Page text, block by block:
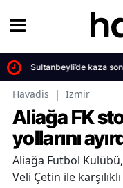
Sultanbeyli’de kaza
Havadis | İzmir
Aliağa FK
yollarını
Aliağa Futbol
Veli Çetin ile